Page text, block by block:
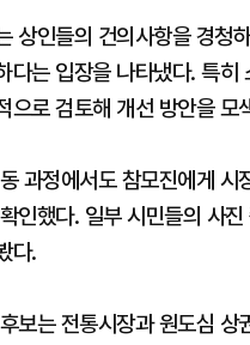
상인들의 건의사항을 경청
다는 입장을 나타냈다. 특히
으로 검토해 개선 방안을 모
과정에서도 참모진에게 시
인했다. 일부 시민들의 사
다.
보는 전통시장과 원도심